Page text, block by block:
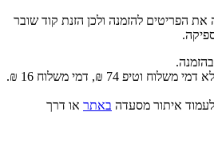
את הפריטים להזמנה ולכן הזנת קוד שובר
74 ₪, דמי משלוח 16 ₪.
לעמוד איתור מסעדה באתר או דרך